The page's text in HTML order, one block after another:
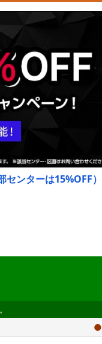
ンターは15%OFF）
●